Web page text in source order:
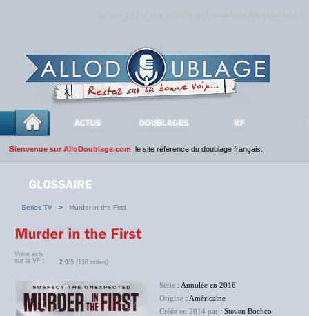
ACTUS DOUBLAGES V.F
Bienvenue sur AlloDoublage.com , le site référence du doublage français.
Series TV > Murder in the First
Votre avis
sur la VF :
2.0/5 (138 notes)
Série : Annulée en 2016
Origine : Américaine
Créée en 2014 par : Steven Bochco